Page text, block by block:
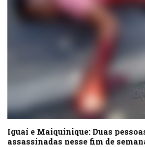
Iguaí e Maiquinique: Duas
assassinadas nesse fim de